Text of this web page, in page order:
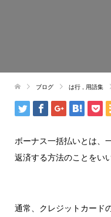
ブログ は行 用語集
ボーナス一括払いとは、
返済する方法のことをい
通常、クレジットカード